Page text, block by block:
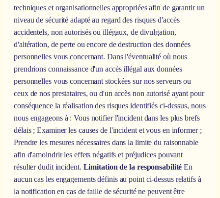
techniques et organisationnelles appropriées afin de garantir un
niveau de sécurité adapté au regard des risques d'accès
accidentels, non autorisés ou illégaux, de divulgation,
d'altération, de perte ou encore de destruction des données
personnelles vous concernant. Dans l'éventualité où nous
prendrions connaissance d'un accès illégal aux données
personnelles vous concernant stockées sur nos serveurs ou
ceux de nos prestataires, ou d'un accès non autorisé ayant pour
conséquence la réalisation des risques identifiés ci-dessus, nous
nous engageons à : Vous notifier l'incident dans les plus brefs
délais ; Examiner les causes de l'incident et vous en informer ;
Prendre les mesures nécessaires dans la limite du raisonnable
afin d'amoindrir les effets négatifs et préjudices pouvant
résulter dudit incident. Limitation de la responsabilité En
aucun cas les engagements définis au point ci-dessus relatifs à
la notification en cas de faille de sécurité ne peuvent être